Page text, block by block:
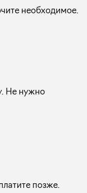
необходимое.
Не нужно
позже.